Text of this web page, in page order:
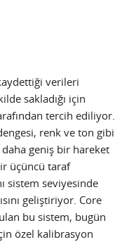
verileri
sakladığı için
tercih ediliyor.
renk ve ton gibi
geniş bir hareket
üçüncü taraf
sistem seviyesinde
geliştiriyor. Core
bu sistem, bugün
özel kalibrasyon